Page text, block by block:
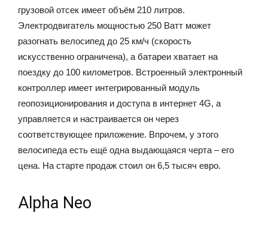
грузовой отсек имеет объём 210 литров.
Электродвигатель мощностью 250 Ватт может
разогнать велосипед до 25 км/ч (скорость
искусственно ограничена), а батареи хватает на
поездку до 100 километров. Встроенный электронный
контроллер имеет интегрированный модуль
геопозиционирования и доступа в интернет 4G, а
управляется и настраивается он через
соответствующее приложение. Впрочем, у этого
велосипеда есть ещё одна выдающаяся черта – его
цена. На старте продаж стоил он 6,5 тысяч евро.
Alpha Neo